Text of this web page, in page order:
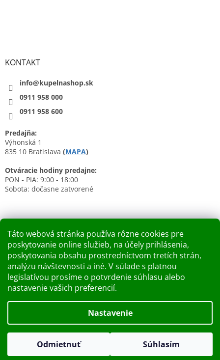
Táto webová stránka používa rôzne cookies pre
poskytovanie online služieb, na účely prihlásenia,
poskytovania obsahu prostredníctvom tretích strán,
analýzu návštevnosti a iné. V súlade s platnou
legislatívou prosíme o potvrdenie súhlasu alebo
nastavenie vašich preferencií.
Nastavenie
Odmietnuť Súhlasím
Dobry deň Chceme Vás informovať, že predajňa bude zatvorená
v piatok 7.8.2026. Ďakujeme za pochopenie S pozdravom
KONTAKT
info@kupelnashop.sk
0911 958 000
0911 958 600
Predajňa:
Výhonská 1
835 10 Bratislava (MAPA)
Otváracie hodiny predajne:
PON - PIA: 9:00 - 18:00
Sobota: dočasne zatvorené
Nákupný košík
0KS / 0 €
Copyright 2026Kupelnashop.sk. Všetky práva vyhradené.
Upraviť nastavenie cookies